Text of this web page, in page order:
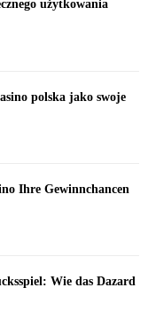
użytkowania
polska jako swoje
Ihre Gewinnchancen
Wie das Dazard